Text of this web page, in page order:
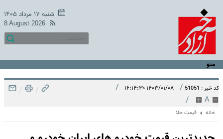
شنبه ۱۷ مرداد ۱۴۰۵
8 August 2026
منو
کد خبر : 51051 / ۱۴۰۳/۰۱/۰۸ ۱۶:۱۴:۳۰ /
A
/
/
/
خانه قیمت طلا